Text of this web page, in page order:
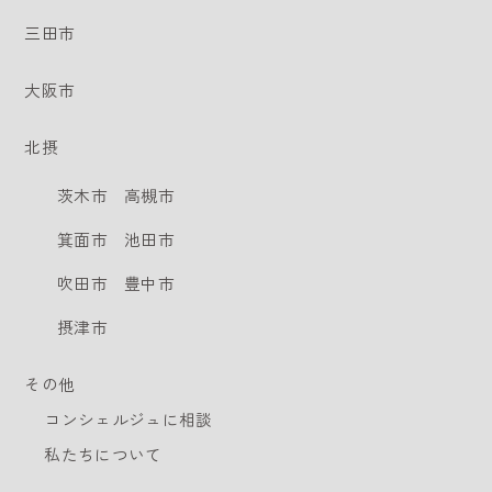
三田市
大阪市
北摂
茨木市
高槻市
箕面市
池田市
吹田市
豊中市
摂津市
その他
コンシェルジュに相談
私たちについて